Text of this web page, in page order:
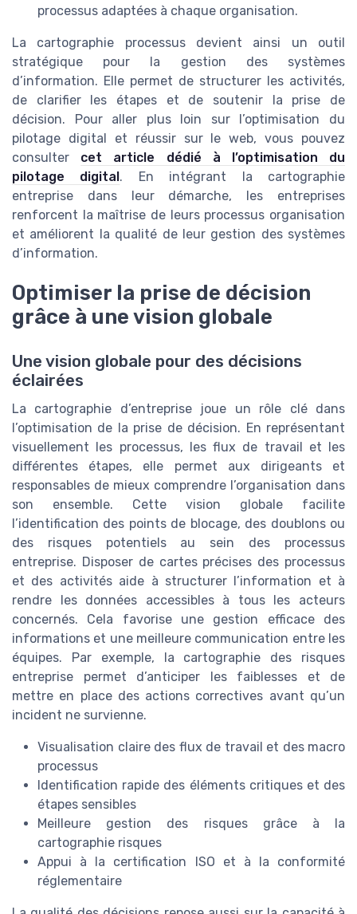
processus adaptées à chaque organisation.
La cartographie processus devient ainsi un outil
stratégique pour la gestion des systèmes
d’information. Elle permet de structurer les activités,
de clarifier les étapes et de soutenir la prise de
décision. Pour aller plus loin sur l’optimisation du
pilotage digital et réussir sur le web, vous pouvez
consulter cet article dédié à l’optimisation du
pilotage digital. En intégrant la cartographie
entreprise dans leur démarche, les entreprises
renforcent la maîtrise de leurs processus organisation
et améliorent la qualité de leur gestion des systèmes
d’information.
Optimiser la prise de décision
grâce à une vision globale
Une vision globale pour des décisions
éclairées
La cartographie d’entreprise joue un rôle clé dans
l’optimisation de la prise de décision. En représentant
visuellement les processus, les flux de travail et les
différentes étapes, elle permet aux dirigeants et
responsables de mieux comprendre l’organisation dans
son ensemble. Cette vision globale facilite
l’identification des points de blocage, des doublons ou
des risques potentiels au sein des processus
entreprise. Disposer de cartes précises des processus
et des activités aide à structurer l’information et à
rendre les données accessibles à tous les acteurs
concernés. Cela favorise une gestion efficace des
informations et une meilleure communication entre les
équipes. Par exemple, la cartographie des risques
entreprise permet d’anticiper les faiblesses et de
mettre en place des actions correctives avant qu’un
incident ne survienne.
Visualisation claire des flux de travail et des macro
processus
Identification rapide des éléments critiques et des
étapes sensibles
Meilleure gestion des risques grâce à la
cartographie risques
Appui à la certification ISO et à la conformité
réglementaire